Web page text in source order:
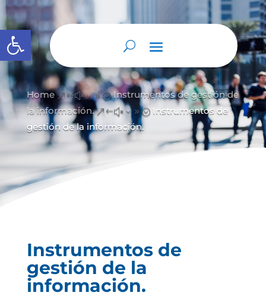
Abrir barra de herramientas
Home &#x39; Instrumentos de gestión de
la información. &#x39; Instrumentos de
gestión de la información.
Instrumentos de
gestión de la
información.